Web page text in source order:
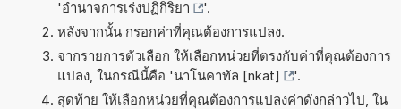
'อำนาจการเร่งปฏิกิริยา
'.
หลังจากนั้น กรอกค่าที่คุณต้องการแปลง.
จากรายการตัวเลือก ให้เลือกหน่วยที่ตรงกับค่าที่คุณต้องการ
แปลง, ในกรณีนี้คือ 'นาโนคาทัล [nkat]
'.
สุดท้าย ให้เลือกหน่วยที่คุณต้องการแปลงค่าดังกล่าวไป, ใน